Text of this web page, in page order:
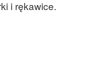
i rękawice.